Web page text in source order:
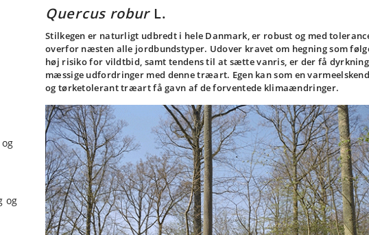
og
Quercus roburL.
Stilkegen er naturligt udbredt i hele Danmark, er robust og med
overfor næsten alle jordbundstyper. Udover kravet om hegning som
høj risiko for vildtbid, samt tendens til at sætte vanris, er der få
mæssige udfordringer med denne træart. Egen kan som en
og tørketolerant træart få gavn af de forventede klimaændringer.